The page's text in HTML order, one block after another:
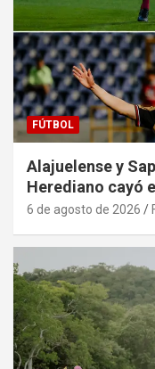
FÚTBOL
Alajuelense y
Herediano cayó
6 de agosto de 2026